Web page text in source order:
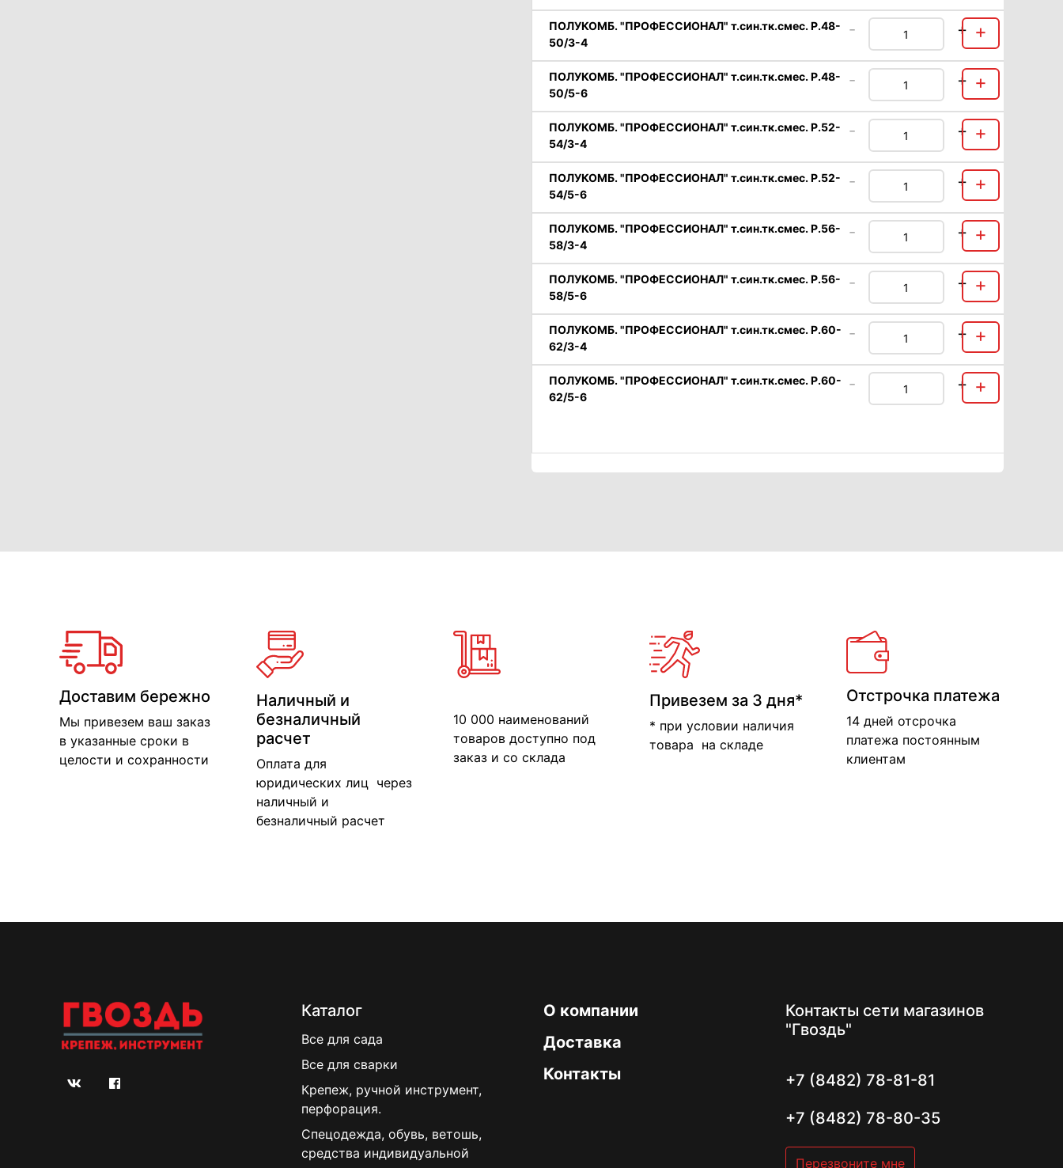
ПОЛУКОМБ. "ПРОФЕССИОНАЛ" т.син.тк.смес. Р.48-
50/3-4
- + +
ПОЛУКОМБ. "ПРОФЕССИОНАЛ" т.син.тк.смес. Р.48-
50/5-6
- + +
ПОЛУКОМБ. "ПРОФЕССИОНАЛ" т.син.тк.смес. Р.52-
54/3-4
- + +
ПОЛУКОМБ. "ПРОФЕССИОНАЛ" т.син.тк.смес. Р.52-
54/5-6
- + +
ПОЛУКОМБ. "ПРОФЕССИОНАЛ" т.син.тк.смес. Р.56-
58/3-4
- + +
ПОЛУКОМБ. "ПРОФЕССИОНАЛ" т.син.тк.смес. Р.56-
58/5-6
- + +
ПОЛУКОМБ. "ПРОФЕССИОНАЛ" т.син.тк.смес. Р.60-
62/3-4
- + +
ПОЛУКОМБ. "ПРОФЕССИОНАЛ" т.син.тк.смес. Р.60-
62/5-6
- + +
Доставим бережно
Мы привезем ваш заказ
в указанные сроки в
целости и сохранности
Наличный и
безналичный
расчет
Оплата для
юридических лиц через
наличный и
безналичный расчет
10 000 наименований
товаров доступно под
заказ и со склада
Привезем за 3 дня*
* при условии наличия
товара на складе
Отстрочка платежа
14 дней отсрочка
платежа постоянным
клиентам
Каталог
Все для сада
Все для сварки
Крепеж, ручной инструмент,
перфорация.
Спецодежда, обувь, ветошь,
средства индивидуальной
О компании
Доставка
Контакты
Контакты сети магазинов
"Гвоздь"
+7 (8482) 78-81-81
+7 (8482) 78-80-35
Перезвоните мне